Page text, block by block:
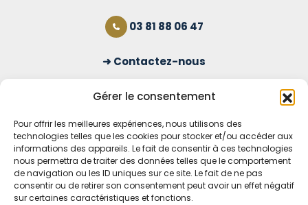
Gérer le consentement
Pour offrir les meilleures expériences, nous utilisons des
technologies telles que les cookies pour stocker et/ou accéder aux
informations des appareils. Le fait de consentir à ces technologies
nous permettra de traiter des données telles que le comportement
de navigation ou les ID uniques sur ce site. Le fait de ne pas
consentir ou de retirer son consentement peut avoir un effet négatif
sur certaines caractéristiques et fonctions.
03 81 88 06 47
Contactez-nous
S'inscrire à la newsletter
OUVERT TOUS LES JOURS
Voir nos horaires
MENTIONS LÉGALES